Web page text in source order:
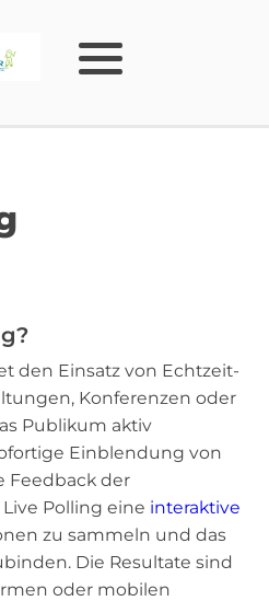
den Einsatz von Echtzeit-
Konferenzen oder
Publikum aktiv
Einblendung von
Feedback der
Polling eine interaktive
zu sammeln und das
Die Resultate sind
oder mobilen